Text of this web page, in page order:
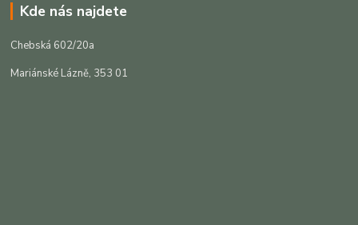
Kde nás najdete
Chebská 602/20a
Mariánské Lázně, 353 01